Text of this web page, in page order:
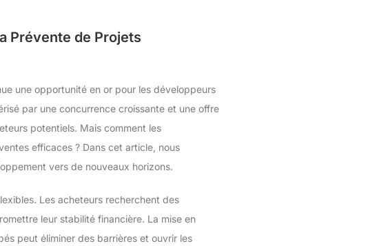
Prévente de Projets
une opportunité en or pour les développeurs
par une concurrence croissante et une offre
potentiels. Mais comment les
efficaces ? Dans cet article, nous
vers de nouveaux horizons.
Les acheteurs recherchent des
leur stabilité financière. La mise en
peut éliminer des barrières et ouvrir les